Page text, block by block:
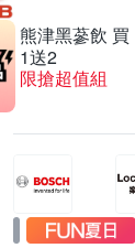
熊津黑蔘飲 買
1送2
限搶超值組